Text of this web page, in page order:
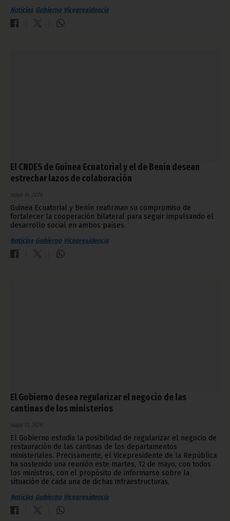
Noticias Gobierno Vicepresidencia
El CNDES de Guinea Ecuatorial y el de Benín desean
estrechar lazos de colaboración
mayo 14, 2026
Guinea Ecuatorial y Benín reafirman su compromiso de
fortalecer la cooperación bilateral para seguir impulsando el
desarrollo social en ambos países.
Noticias Gobierno Vicepresidencia
El Gobierno desea regularizar el negocio de las
cantinas de los ministerios
mayo 13, 2026
El Gobierno estudia la posibilidad de regularizar el negocio de
restauración de las cantinas de los departamentos
ministeriales. Precisamente, el Vicepresidente de la República
ha sostenido una reunión este martes, 12 de mayo, con todos
los ministros, con el propósito de informarse sobre la
situación de cada una de dichas infraestructuras.
Noticias Gobierno Vicepresidencia